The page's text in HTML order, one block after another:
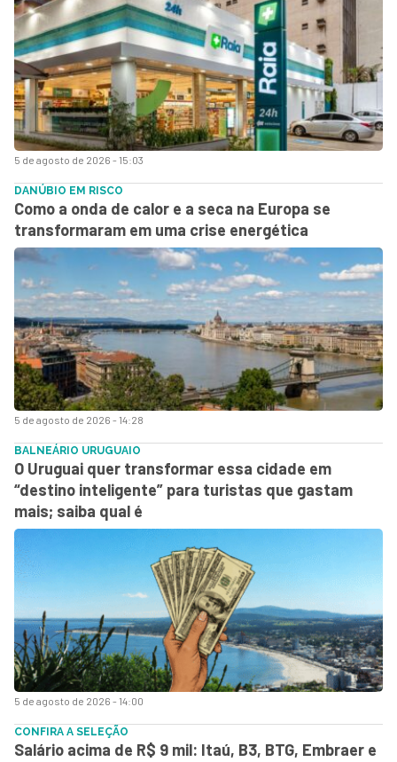
5 de agosto de 2026 - 15:03
5 de agosto de 2026 - 14:28
DANÚBIO EM RISCO
Como a onda de calor e a seca na Europa se
transformaram em uma crise energética
5 de agosto de 2026 - 14:00
BALNEÁRIO URUGUAIO
O Uruguai quer transformar essa cidade em
“destino inteligente” para turistas que gastam
mais; saiba qual é
CONFIRA A SELEÇÃO
Salário acima de R$ 9 mil: Itaú, B3, BTG, Embraer e